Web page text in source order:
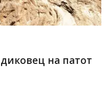
на патот